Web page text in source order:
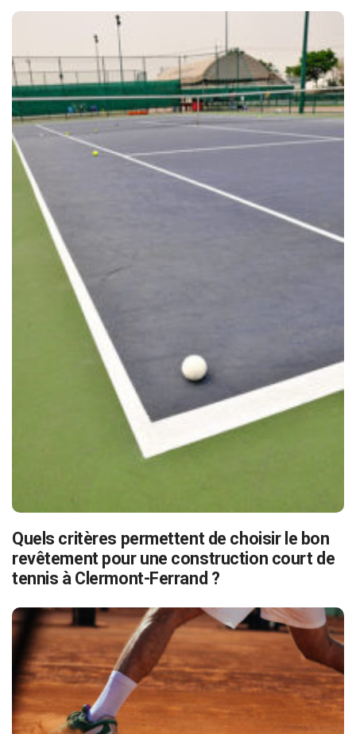
Quels critères permettent de choisir le bon
revêtement pour une construction court de
tennis à Clermont-Ferrand ?